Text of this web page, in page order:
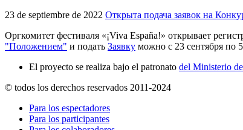
23 de septiembre de 2022 Открыта подача заявок на
Оргкомитет фестиваля «¡Viva España!» открывает
"Положением" и подать Заявку можно с 23 сентября по
El proyecto se realiza bajo el patronato del Ministerio
© todos los derechos reservados 2011-2024
Para los espectadores
Para los participantes